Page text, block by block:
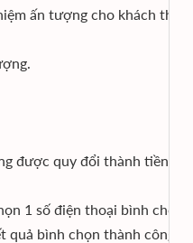
ấn tượng cho khách
được quy đổi thành tiền
1 số điện thoại bình chọn
quả bình chọn thành công